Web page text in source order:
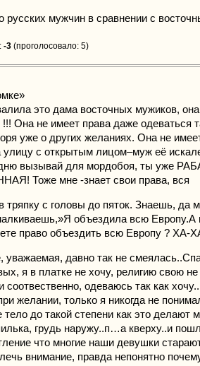
русских мужчин в сравнении с
-3 (проголосовало: 5)
это дама восточных мужиков,
не имеет права даже одеваться
уже о других желаниях. Она не
улицу с открытым лицом–муж её
вызывай для мордобоя, ты уже
Тоже мне -знает свои права, вся
тряпку с головы до пяток. Знаешь, да
объездила всю Европу.А
право объездить всю Европу ? ХА-
уважаемая, давно так не
я в платке не хочу, религию свою
соотвественно, одеваюсь так как
желании, только я никогда не
тело до такой степени как это делают
грудь наружу..п…а кверху..и
что многие наши девушки
внимание, правда непонятно